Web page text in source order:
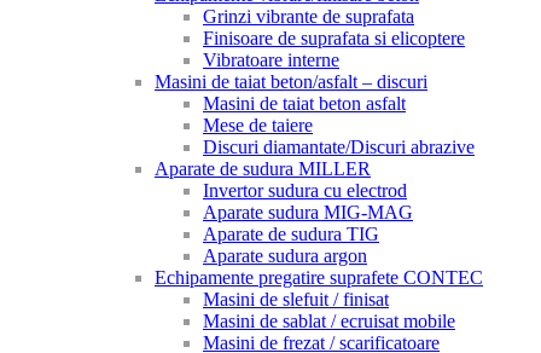
Grinzi vibrante de suprafata
Finisoare de suprafata si elicoptere
Vibratoare interne
Masini de taiat beton/asfalt – discuri
Masini de taiat beton asfalt
Mese de taiere
Discuri diamantate/Discuri abrazive
Aparate de sudura MILLER
Invertor sudura cu electrod
Aparate sudura MIG-MAG
Aparate de sudura TIG
Aparate sudura argon
Echipamente pregatire suprafete CONTEC
Masini de slefuit / finisat
Masini de sablat / ecruisat mobile
Masini de frezat / scarificatoare